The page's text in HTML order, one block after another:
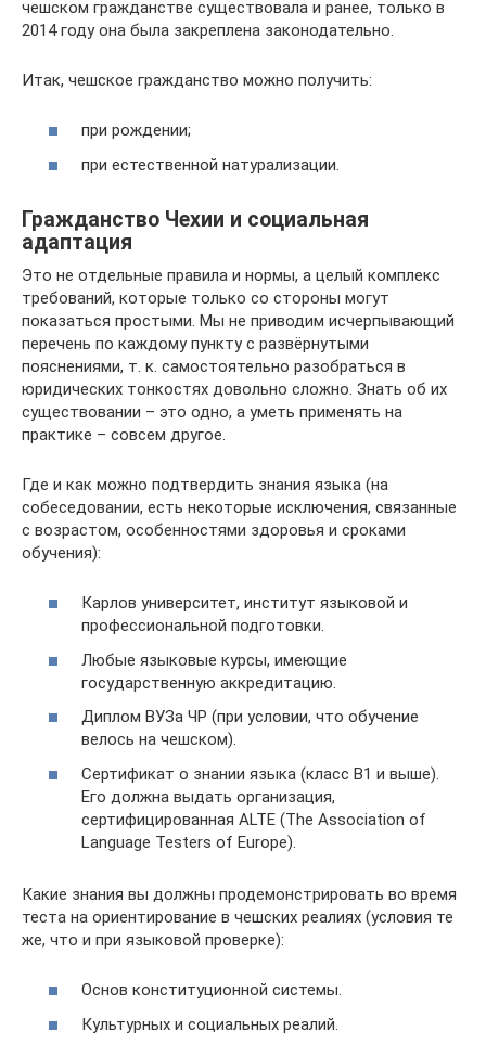
чешском гражданстве существовала и ранее, только в
2014 году она была закреплена законодательно.
Итак, чешское гражданство можно получить:
при рождении;
при естественной натурализации.
Гражданство Чехии и социальная
адаптация
Это не отдельные правила и нормы, а целый комплекс
требований, которые только со стороны могут
показаться простыми. Мы не приводим исчерпывающий
перечень по каждому пункту с развёрнутыми
пояснениями, т. к. самостоятельно разобраться в
юридических тонкостях довольно сложно. Знать об их
существовании – это одно, а уметь применять на
практике – совсем другое.
Где и как можно подтвердить знания языка (на
собеседовании, есть некоторые исключения, связанные
с возрастом, особенностями здоровья и сроками
обучения):
Карлов университет, институт языковой и
профессиональной подготовки.
Любые языковые курсы, имеющие
государственную аккредитацию.
Диплом ВУЗа ЧР (при условии, что обучение
велось на чешском).
Сертификат о знании языка (класс B1 и выше).
Его должна выдать организация,
сертифицированная ALTE (The Association of
Language Testers of Europe).
Какие знания вы должны продемонстрировать во время
теста на ориентирование в чешских реалиях (условия те
же, что и при языковой проверке):
Основ конституционной системы.
Культурных и социальных реалий.